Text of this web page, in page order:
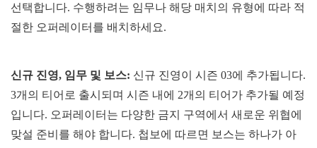
선택합니다. 수행하려는 임무나 해당 매치의 유형에 따라 적
절한 오퍼레이터를 배치하세요.
신규 진영, 임무 및 보스: 신규 진영이 시즌 03에 추가됩니다.
3개의 티어로 출시되며 시즌 내에 2개의 티어가 추가될 예정
입니다. 오퍼레이터는 다양한 금지 구역에서 새로운 위협에
맞설 준비를 해야 합니다. 첩보에 따르면 보스는 하나가 아